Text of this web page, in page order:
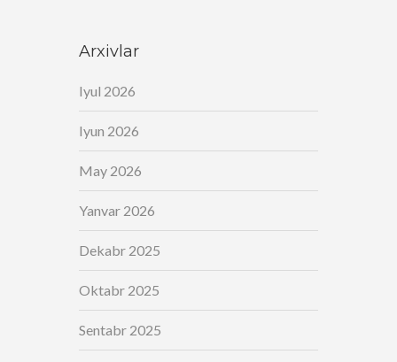
Arxivlar
Iyul 2026
Iyun 2026
May 2026
Yanvar 2026
Dekabr 2025
Oktabr 2025
Sentabr 2025